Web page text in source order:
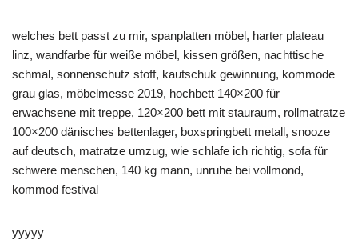
welches bett passt zu mir, spanplatten möbel, harter plateau
linz, wandfarbe für weiße möbel, kissen größen, nachttische
schmal, sonnenschutz stoff, kautschuk gewinnung, kommode
grau glas, möbelmesse 2019, hochbett 140×200 für
erwachsene mit treppe, 120×200 bett mit stauraum, rollmatratze
100×200 dänisches bettenlager, boxspringbett metall, snooze
auf deutsch, matratze umzug, wie schlafe ich richtig, sofa für
schwere menschen, 140 kg mann, unruhe bei vollmond,
kommod festival
yyyyy